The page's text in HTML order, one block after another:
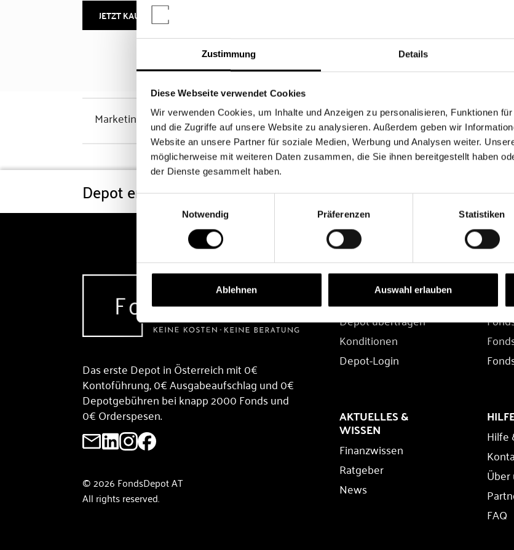
Zustimmung Details
Diese Webseite verwendet Cookies
Wir verwenden Cookies, um Inhalte und Anzeigen zu personalisieren, Funktionen
und die Zugriffe auf unsere Website zu analysieren. Außerdem geben wir
Website an unsere Partner für soziale Medien, Werbung und Analysen weiter.
möglicherweise mit weiteren Daten zusammen, die Sie ihnen bereitgestellt haben
der Dienste gesammelt haben.
Einwilligungsauswahl
Notwendig
Präferenzen Statistiken
Ablehnen Auswahl erlauben
JETZT KAUFEN
Marketinghinweis Chancen &
Depot eröffnen Konditionen Fonds FAQ
Das erste Depot in Österreich mit 0€
Kontoführung, 0€ Ausgabeaufschlag und 0€
Depotgebühren bei knapp 2000 Fonds und
0€ Orderspesen.
© 2026 FondsDepot AT
All rights reserved.
DEPOT
Depot übertragen
Konditionen
Depot-Login
AKTUELLES &
WISSEN
Finanzwissen
Ratgeber
News
Hilfe
Über
FAQ